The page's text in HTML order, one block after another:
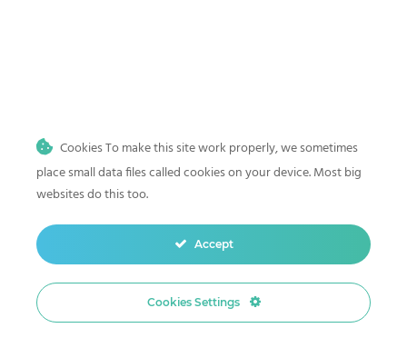
Ultraheli puhastus meditsiini-, tätoveeringu- ja hambaravi
kliinikutele
Ultraheli puhastus kodus
Mis on ultraheli puhastus? Sügava ja täpse puhastuse teaduslik alus
Ultraheli puhastamine hambaravi instrumendid
Cookies To make this site work properly, we sometimes
place small data files called cookies on your device. Most big
websites do this too.
Accept
Cookies Settings